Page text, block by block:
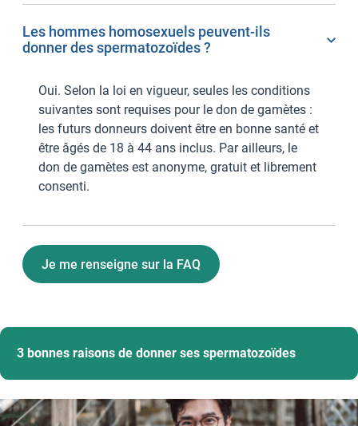
Les hommes homosexuels peuvent-ils
donner des spermatozoïdes ?
Oui. Selon la loi en vigueur, seules les conditions
suivantes sont requises pour le don de gamètes :
les futurs donneurs doivent être en bonne santé et
être âgés de 18 à 44 ans inclus. Par ailleurs, le
don de gamètes est anonyme, gratuit et librement
consenti.
Je me renseigne sur la FAQ
3 bonnes raisons de donner ses spermatozoïdes